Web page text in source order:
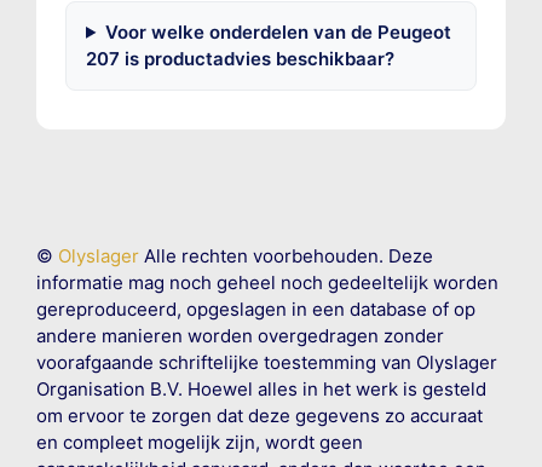
Voor welke onderdelen van de Peugeot
207 is productadvies beschikbaar?
© OlyslagerAlle rechten voorbehouden. Deze
informatie mag noch geheel noch gedeeltelijk worden
gereproduceerd, opgeslagen in een database of op
andere manieren worden overgedragen zonder
voorafgaande schriftelijke toestemming van Olyslager
Organisation B.V. Hoewel alles in het werk is gesteld
om ervoor te zorgen dat deze gegevens zo accuraat
en compleet mogelijk zijn, wordt geen